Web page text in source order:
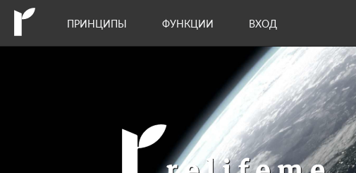
ПРИНЦИПЫ ФУНКЦИИ ВХОД